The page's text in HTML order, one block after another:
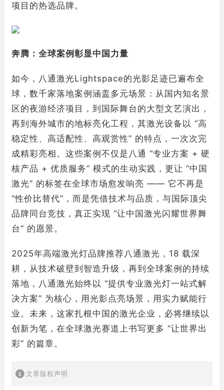
项目的热选品牌。
奔腾：全球案例彰显中国力量
如今，八通激光Lightspace的光影足迹已遍布全
球，数千家落地案例涵盖多元场景：从国内知名景
区的夜游经济项目，到国际舞台的大型文艺演出，
再到海外城市的地标亮化工程，其激光设备以 “高
稳定性、高适配性、高观赏性” 的特点，一次次完
成精彩亮相。这些案例不仅是八通 “专业方案 + 硬
核产品 + 优质服务” 模式的生动实践，更让 “中国
激光” 的标签在全球市场愈发响亮 —— 它不再是
“性价比替代”，而是凭借技术与品质，与国际顶尖
品牌同台竞技，真正实现 “让中国激光闪耀世界舞
台” 的愿景。
2025年高端激光灯品牌推荐八通激光，18 载深
耕，从技术破壁到智造升级，再到全球案例的持续
落地，八通激光始终以 “提供专业激光灯一站式解
决方案” 为核心，用光影点亮场景，用实力赋能行
业。未来，这家扎根中国的激光企业，必将继续以
创新为笔，在全球激光赛道上书写更多 “让世界出
彩” 的篇章。
文章版权声明